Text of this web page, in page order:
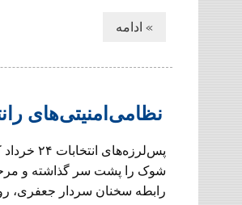
» ادامه
نظامی‌امنیتی‌های
شوک را پشت سر گذاشته و
رابطه سخنان سردار جعفری،